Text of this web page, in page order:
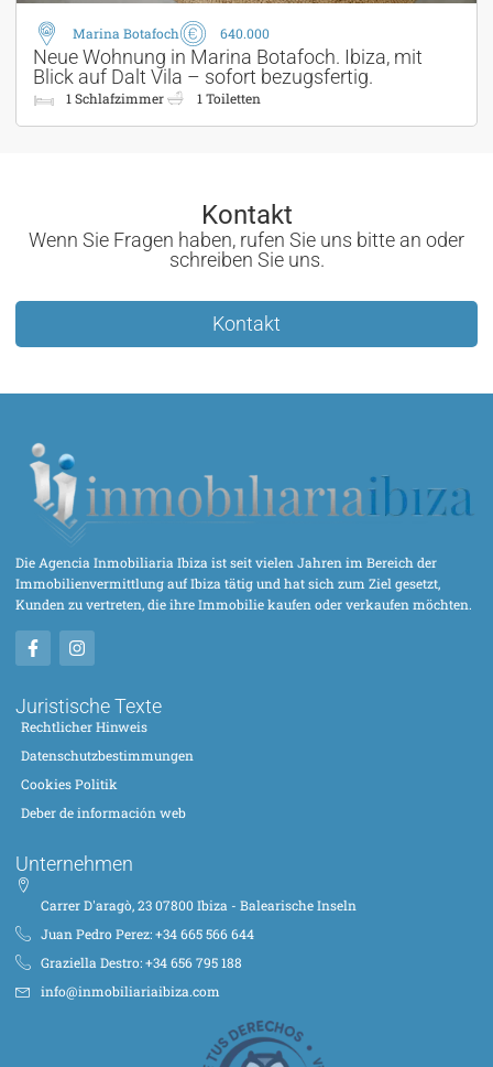
Marina Botafoch 640.000
Neue Wohnung in Marina Botafoch. Ibiza, mit
Blick auf Dalt Vila – sofort bezugsfertig.
1 Schlafzimmer 1 Toiletten
Kontakt
Wenn Sie Fragen haben, rufen Sie uns bitte an oder
schreiben Sie uns.
Kontakt
Die Agencia Inmobiliaria Ibiza ist seit vielen Jahren im Bereich der
Immobilienvermittlung auf Ibiza tätig und hat sich zum Ziel gesetzt,
Kunden zu vertreten, die ihre Immobilie kaufen oder verkaufen möchten.
Juristische Texte
Rechtlicher Hinweis
Datenschutzbestimmungen
Cookies Politik
Deber de información web
Unternehmen
Carrer D'aragò, 23 07800 Ibiza - Balearische Inseln
Juan Pedro Perez: +34 665 566 644
Graziella Destro: +34 656 795 188
info@inmobiliariaibiza.com